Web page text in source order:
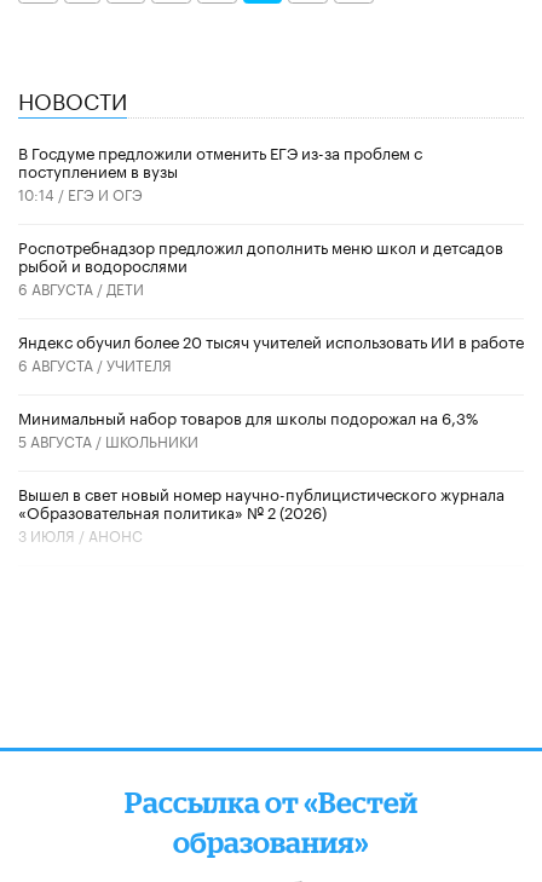
НОВОСТИ
В Госдуме предложили отменить ЕГЭ из-за проблем с
поступлением в вузы
10:14 / ЕГЭ И ОГЭ
Роспотребнадзор предложил дополнить меню школ и детсадов
рыбой и водорослями
6 АВГУСТА / ДЕТИ
​Яндекс обучил более 20 тысяч учителей использовать ИИ в работе
6 АВГУСТА /УЧИТЕЛЯ
Минимальный набор товаров для школы подорожал на 6,3%
5 АВГУСТА / ШКОЛЬНИКИ
Вышел в свет новый номер научно-публицистического журнала
«Образовательная политика» № 2 (2026)
3 ИЮЛЯ / АНОНС
Рассылка от «Вестей
образования»